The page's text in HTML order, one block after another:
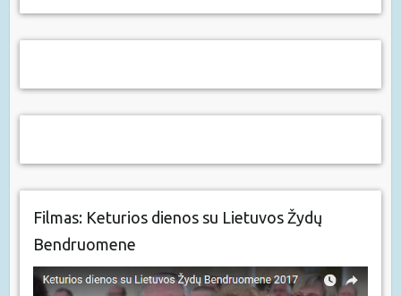
Filmas: Keturios dienos su Lietuvos Žydų
Bendruomene